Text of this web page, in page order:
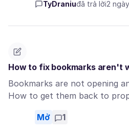
TyDraniuđã trả lời2
How to fix bookmarks aren't
Bookmarks are not opening
How to get them back to
Mở 1